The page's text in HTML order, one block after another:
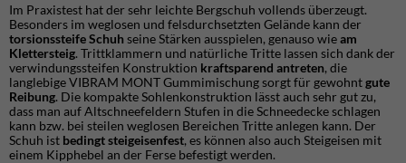
Im Praxistest hat der sehr leichte Bergschuh vollends überzeugt.
Besonders im weglosen und felsdurchsetzten Gelände kann der
torsionssteife Schuh seine Stärken ausspielen, genauso wieam
Klettersteig. Trittklammern und natürliche Tritte lassen sich dank der
verwindungssteifen Konstruktion kraftsparend antreten, die
langlebige VIBRAM MONT Gummimischung sorgt für gewohntgute
Reibung. Die kompakte Sohlenkonstruktion lässt auch sehr gut zu,
dass man auf Altschneefeldern Stufen in die Schneedecke schlagen
kann bzw. bei steilen weglosen Bereichen Tritte anlegen kann. Der
Schuh ist bedingt steigeisenfest, es können also auch Steigeisen mit
einem Kipphebel an der Ferse befestigt werden.